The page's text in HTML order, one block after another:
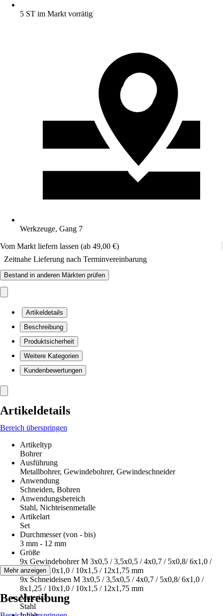
5 ST im Markt vorrätig
Werkzeuge, Gang 7
Vom Markt liefern lassen (ab 49,00 €)
Zeitnahe Lieferung nach Terminvereinbarung
Bestand in anderen Märkten prüfen
Artikeldetails
Beschreibung
Produktsicherheit
Weitere Kategorien
Kundenbewertungen
Artikeldetails
Bereich überspringen
Artikeltyp
Bohrer
Ausführung
Metallbohrer, Gewindebohrer, Gewindeschneider
Anwendung
Schneiden, Bohren
Anwendungsbereich
Stahl, Nichteisenmetalle
Artikelart
Set
Durchmesser (von - bis)
3 mm - 12 mm
Größe
9x Gewindebohrer M 3x0,5 / 3,5x0,5 / 4x0,7 / 5x0,8/ 6x1,0 /
8x1,25 / 10x1,0 / 10x1,5 / 12x1,75 mm
9x Schneideisen M 3x0,5 / 3,5x0,5 / 4x0,7 / 5x0,8/ 6x1,0 /
8x1,25 / 10x1,0 / 10x1,5 / 12x1,75 mm
Material
Stahl
Mehr anzeigen
Beschreibung